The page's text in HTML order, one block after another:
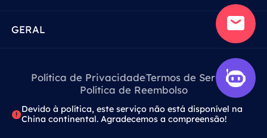
GERAL
Política de PrivacidadeTermos de Serviço
Política de Reembolso
Devido à política, este serviço não está disponível na
China continental. Agradecemos a compreensão!